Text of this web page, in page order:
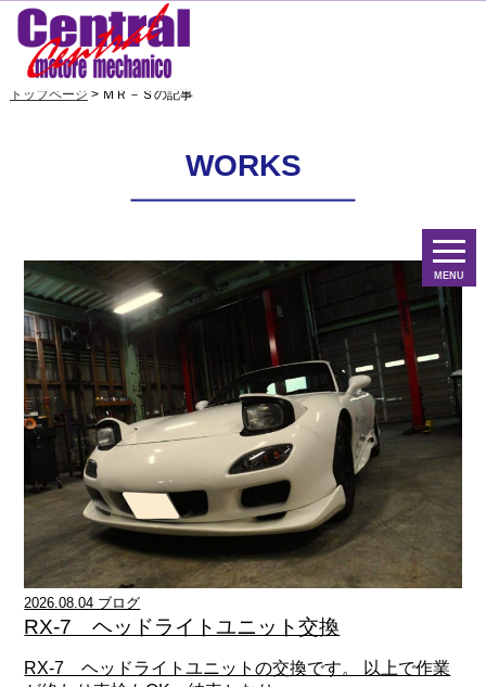
MENU
トップページ > ＭＲ－Ｓの記事
WORKS
2026.08.04 ブログ
RX-7 ヘッドライトユニット交換
RX-7 ヘッドライトユニットの交換です。 以上で作業